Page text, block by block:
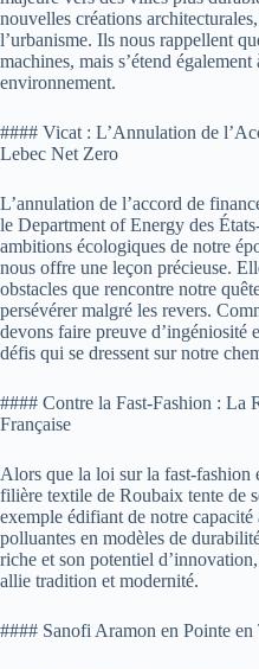
nouvelles créations
l’urbanisme. Ils nous rappellent
machines, mais s’étend
environnement.
#### Vicat : L’Annulation de
Lebec Net Zero
L’annulation de l’accord de
le Department of Energy des
ambitions écologiques de notre
nous offre une leçon précieuse.
obstacles que rencontre notre
persévérer malgré les revers.
devons faire preuve d’ingéniosité
défis qui se dressent sur notre
#### Contre la Fast-Fashion : La
Française
Alors que la loi sur la fast-fashion
filière textile de Roubaix tente de
exemple édifiant de notre
polluantes en modèles de
riche et son potentiel
allie tradition et modernité.
#### Sanofi Aramon en Pointe en